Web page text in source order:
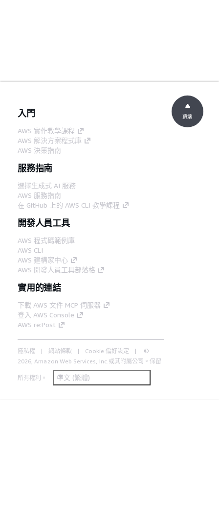
入門
AWS 實作教學課程
AWS 解決方案程式庫
AWS 決策指南
服務指南
選擇生成式 AI 服務
AWS 服務指南
在 GitHub 上的 AWS CLI 教學課程
開發人員工具
AWS 程式碼範例庫
AWS CLI
AWS 建構家中心
AWS 開發人員工具部落格
實用的連結
下載 AWS 文件 MCP 伺服器
登入 AWS Console
AWS re:Post
隱私權 網站條款 Cookie 偏好設定
©
2026, Amazon Web Services, Inc.或其附屬公司。保留
所有權利。 中文 (繁體)
頂端